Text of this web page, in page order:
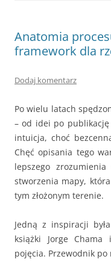
Anatomia
framework dla
Dodaj komentarz
Po wielu latach
– od idei po
intuicja, choć
Chęć opisania tego
lepszego
stworzenia mapy,
tym złożonym terenie.
Jedną z inspiracji
książki Jorge
pojęcia. Przewodnik po